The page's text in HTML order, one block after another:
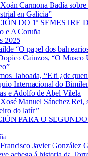
Carmona Badía sobre
en Galicia”
DO 1º SEMESTRE
e A Coruña
2025
“O papel dos
Cainzos, “O Museo
Taboada, “E ti ¿de
Internacional do
e Adolfo de Abel Vilela
Manuel Sánchez Rei,
do latín”
PARA O SEGUNDO
Javier González
achega á historia da